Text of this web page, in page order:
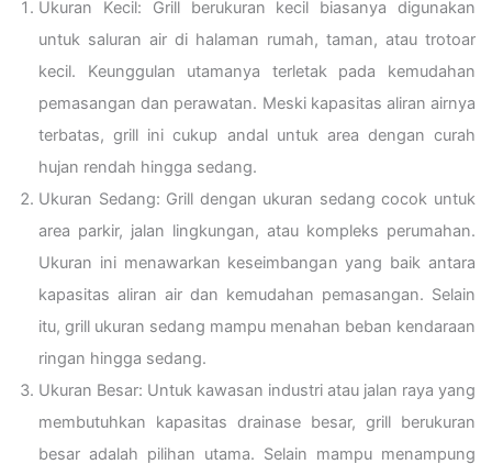
Ukuran Kecil: Grill berukuran kecil biasanya digunakan
untuk saluran air di halaman rumah, taman, atau trotoar
kecil. Keunggulan utamanya terletak pada kemudahan
pemasangan dan perawatan. Meski kapasitas aliran airnya
terbatas, grill ini cukup andal untuk area dengan curah
hujan rendah hingga sedang.
Ukuran Sedang: Grill dengan ukuran sedang cocok untuk
area parkir, jalan lingkungan, atau kompleks perumahan.
Ukuran ini menawarkan keseimbangan yang baik antara
kapasitas aliran air dan kemudahan pemasangan. Selain
itu, grill ukuran sedang mampu menahan beban kendaraan
ringan hingga sedang.
Ukuran Besar: Untuk kawasan industri atau jalan raya yang
membutuhkan kapasitas drainase besar, grill berukuran
besar adalah pilihan utama. Selain mampu menampung